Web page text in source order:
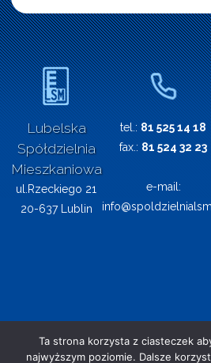
Lubelska
Spółdzielnia
Mieszkaniowa
ul.Rzeckiego 21
20-637 Lublin
tel.: 81 525 14 18
fax.: 81 524 32 23
e-mail:
Ta strona korzysta z ciasteczek
najwyższym poziomie. Dalsze